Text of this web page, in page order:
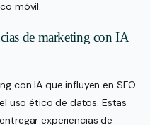
móvil.
de marketing con IA
con IA que influyen en SEO
uso ético de datos. Estas
experiencias de